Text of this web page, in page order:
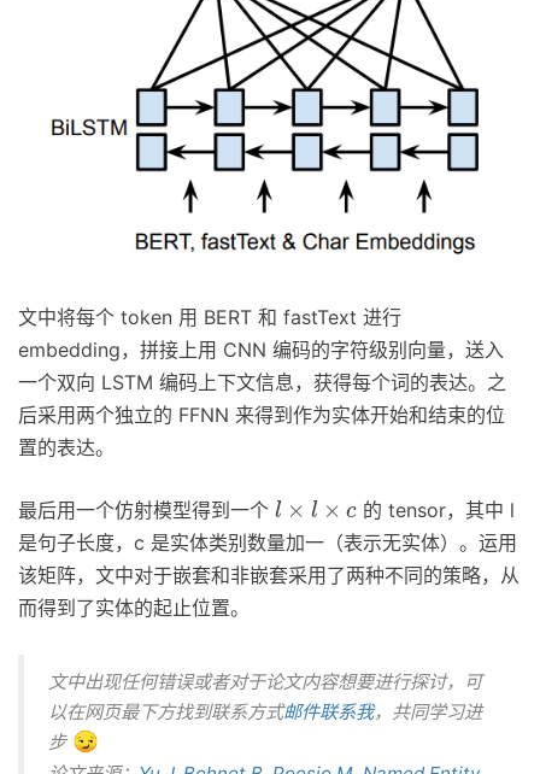
文中将每个 token 用 BERT 和 fastText 进行
embedding，拼接上用 CNN 编码的字符级别向量，送入
一个双向 LSTM 编码上下文信息，获得每个词的表达。之
后采用两个独立的 FFNN 来得到作为实体开始和结束的位
置的表达。
最后用一个仿射模型得到一个 l × l × c
l×l × c
的 tensor，其中 l
是句子长度，c 是实体类别数量加一（表示无实体）。运用
该矩阵，文中对于嵌套和非嵌套采用了两种不同的策略，从
而得到了实体的起止位置。
文中出现任何错误或者对于论文内容想要进行探讨，可
以在网页最下方找到联系方式邮件联系我，共同学习进
步